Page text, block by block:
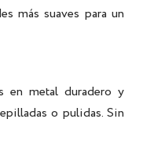
más suaves para un
en metal duradero y
o pulidas. Sin